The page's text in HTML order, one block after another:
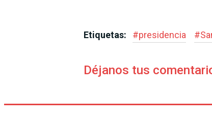
Etiquetas: #presidencia #
Déjanos tus